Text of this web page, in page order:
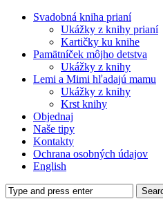
Svadobná kniha prianí
Ukážky z knihy prianí
Kartičky ku knihe
Pamätníček môjho detstva
Ukážky z knihy
Lemi a Mimi hľadajú mamu
Ukážky z knihy
Krst knihy
Objednaj
Naše tipy
Kontakty
Ochrana osobných údajov
English